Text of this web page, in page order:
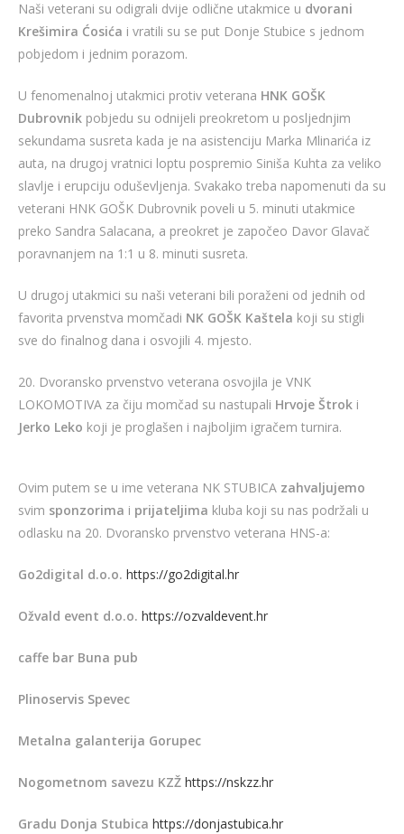
Naši veterani su odigrali dvije odlične utakmice u dvorani
Krešimira Ćosića i vratili su se put Donje Stubice s jednom
pobjedom i jednim porazom.
U fenomenalnoj utakmici protiv veterana HNK GOŠK
Dubrovnik pobjedu su odnijeli preokretom u posljednjim
sekundama susreta kada je na asistenciju Marka Mlinarića iz
auta, na drugoj vratnici loptu pospremio Siniša Kuhta za veliko
slavlje i erupciju oduševljenja. Svakako treba napomenuti da su
veterani HNK GOŠK Dubrovnik poveli u 5. minuti utakmice
preko Sandra Salacana, a preokret je započeo Davor Glavač
poravnanjem na 1:1 u 8. minuti susreta.
U drugoj utakmici su naši veterani bili poraženi od jednih od
favorita prvenstva momčadi NK GOŠK Kaštela koji su stigli
sve do finalnog dana i osvojili 4. mjesto.
20. Dvoransko prvenstvo veterana osvojila je VNK
LOKOMOTIVA za čiju momčad su nastupali Hrvoje Štrok i
Jerko Leko koji je proglašen i najboljim igračem turnira.
Ovim putem se u ime veterana NK STUBICA zahvaljujemo
svim sponzorima i prijateljima kluba koji su nas podržali u
odlasku na 20. Dvoransko prvenstvo veterana HNS-a:
Go2digital d.o.o. https://go2digital.hr
Ožvald event d.o.o. https://ozvaldevent.hr
caffe bar Buna pub
Plinoservis Spevec
Metalna galanterija Gorupec
Nogometnom savezu KZŽ https://nskzz.hr
Gradu Donja Stubica https://donjastubica.hr